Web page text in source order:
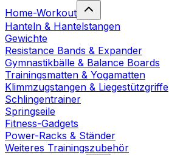
Home-Workout
Hanteln & Hantelstangen
Gewichte
Resistance Bands & Expander
Gymnastikbälle & Balance Boards
Trainingsmatten & Yogamatten
Klimmzugstangen & Liegestützgriffe
Schlingentrainer
Springseile
Fitness-Gadgets
Power-Racks & Ständer
Weiteres Trainingszubehör